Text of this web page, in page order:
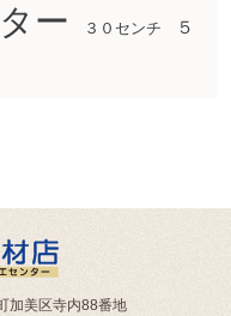
ー
３０センチ
５
加美区寺内88番地